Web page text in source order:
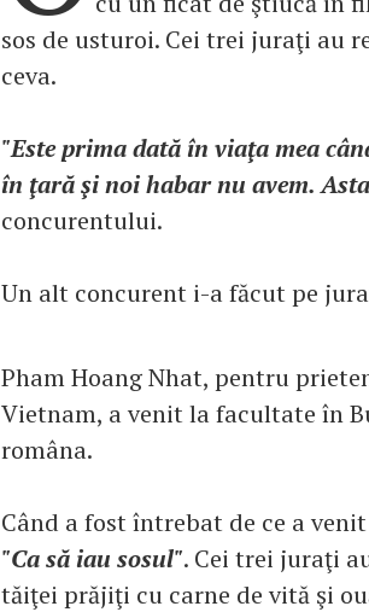
sos de usturoi. Cei trei juraţi au
ceva.
"Este prima dată în viaţa mea
în ţară şi noi habar nu avem.
concurentului.
Un alt concurent i-a făcut pe
Pham Hoang Nhat, pentru
Vietnam, a venit la facultate în
româna.
Când a fost întrebat de ce a
"Ca să iau sosul". Cei trei juraţi
tăiţei prăjiţi cu carne de vită şi